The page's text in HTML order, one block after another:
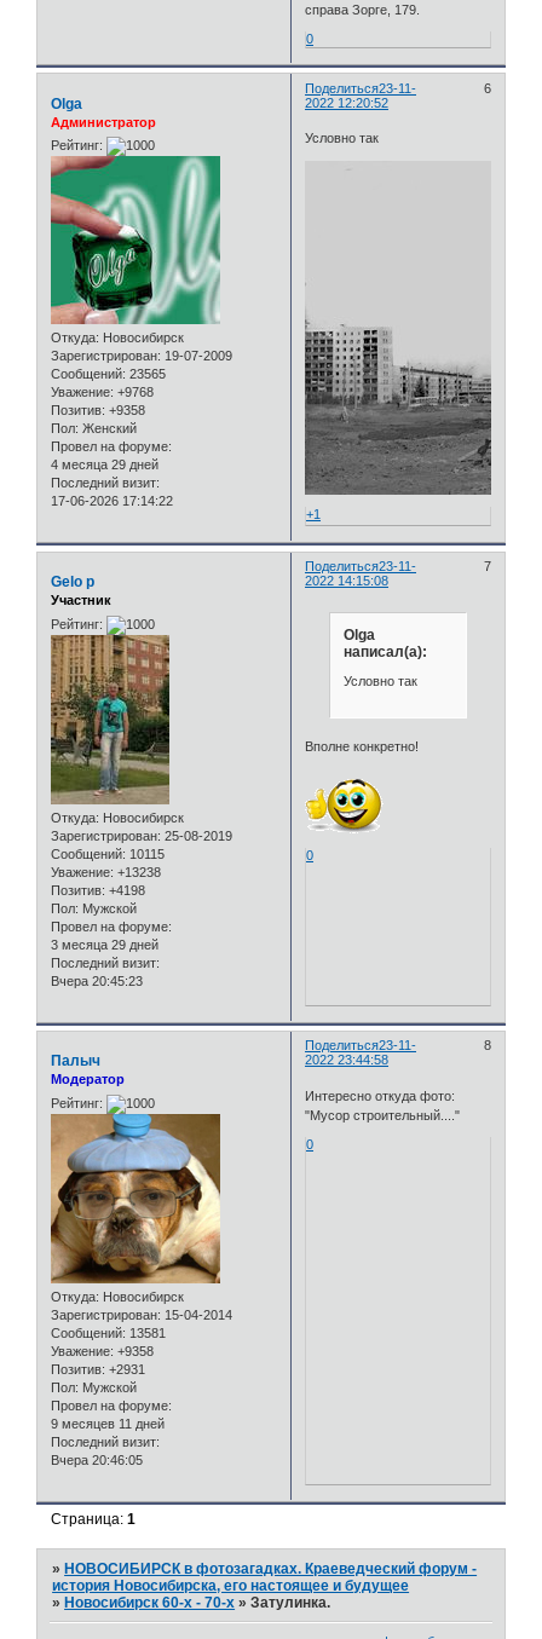
справа Зорге, 179.
0
Поделиться 6
23-11-
2022 12:20:52
Olga
Администратор
Рейтинг:
Откуда: Новосибирск
Зарегистрирован: 19-07-2009
Сообщений: 23565
Уважение: +9768
Позитив: +9358
Пол: Женский
Провел на форуме:
4 месяца 29 дней
Последний визит:
17-06-2026 17:14:22
Условно так
+1
Поделиться 7
23-11-
2022 14:15:08
Gelo p
Участник
Рейтинг:
Откуда: Новосибирск
Зарегистрирован: 25-08-2019
Сообщений: 10115
Уважение: +13238
Позитив: +4198
Пол: Мужской
Провел на форуме:
3 месяца 29 дней
Последний визит:
Вчера 20:45:23
Olga
написал(а):
Условно так
Вполне конкретно!
0
Поделиться 8
23-11-
2022 23:44:58
Палыч
Модератор
Рейтинг:
Откуда: Новосибирск
Зарегистрирован: 15-04-2014
Сообщений: 13581
Уважение: +9358
Позитив: +2931
Пол: Мужской
Провел на форуме:
9 месяцев 11 дней
Последний визит:
Вчера 20:46:05
Интересно откуда фото:
"Мусор строительный...."
0
Страница:1
» НОВОСИБИРСК в фотозагадках. Краеведческий форум -
история Новосибирска, его настоящее и будущее
» Новосибирск 60-х - 70-х »Затулинка.